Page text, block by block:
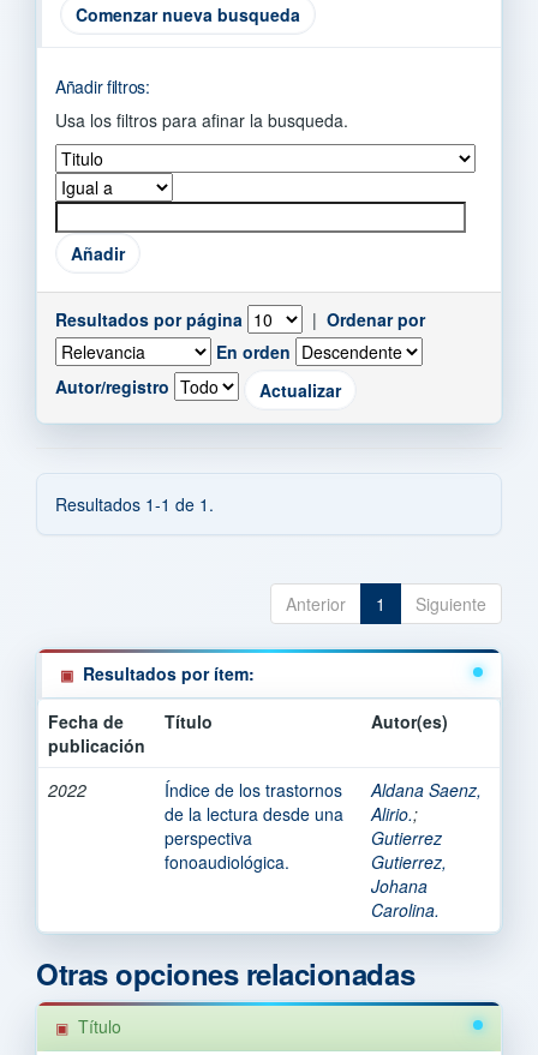
Comenzar nueva busqueda
Añadir filtros:
Usa los filtros para afinar la busqueda.
Resultados por página | Ordenar por
En orden
Autor/registro
Resultados 1-1 de 1.
Anterior 1 Siguiente
Resultados por ítem:
Fecha de
publicación
Título Autor(es)
2022
Índice de los trastornos
de la lectura desde una
perspectiva
fonoaudiológica.
Aldana Saenz,
Alirio.;
Gutierrez
Gutierrez,
Johana
Carolina.
Otras opciones relacionadas
Título